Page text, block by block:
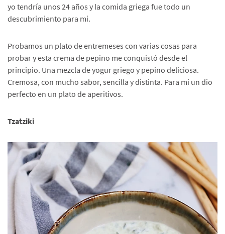
yo tendría unos 24 años y la comida griega fue todo un
descubrimiento para mi.
Probamos un plato de entremeses con varias cosas para
probar y esta crema de pepino me conquistó desde el
principio. Una mezcla de yogur griego y pepino deliciosa.
Cremosa, con mucho sabor, sencilla y distinta. Para mi un dio
perfecto en un plato de aperitivos.
Tzatziki